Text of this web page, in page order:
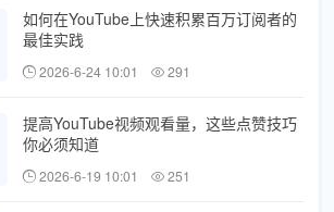
如何在YouTube上快速积累百万订阅者的
最佳实践
2026-6-24 10:01 291
提高YouTube视频观看量，这些点赞技巧
你必须知道
2026-6-19 10:01 251